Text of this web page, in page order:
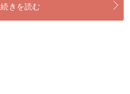
続きを読む